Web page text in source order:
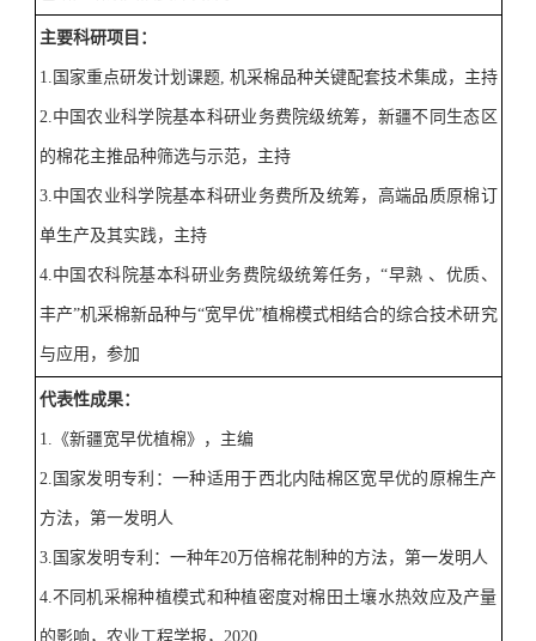
主要科研项目：
1. 国家重点研发计划课题 机采棉品种关键配套技术集成，主持
2. 中国农业科学院基本科研业务费院级统筹， 新疆不同生态区
的棉花主推品种筛选与示范，主持
3. 中国农业科学 院基本科研业务费所及统筹，高端品质原棉订
单生产及其实践，主持
4. 中国农科院基本科研业务费院级统筹任务，“早熟 、优质、
丰产”机采棉新品种与“宽早优”植棉模式相结合的综合技术研究
与应用，参加
代表性成果：
1. 《新疆宽早优植棉》，主编
2. 国家发明专利：一种适用于西北内陆棉区宽早优的原棉生产
方法，第一发明人
3. 国家发明专利：一种年20万倍棉花制种的方法，第一发明人
4. 不同机采棉种植模式和种植密度对棉田土壤水热效应及产量
的影响，农业工程学报， 2020